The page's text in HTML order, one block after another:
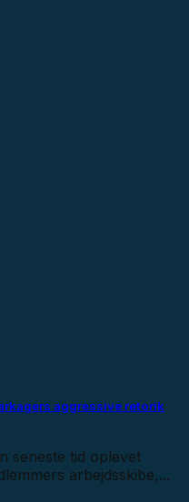
aggressive retorik
seneste tid oplevet
arbejdsskibe,...